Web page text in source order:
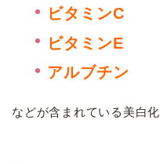
ビタミンC
ビタミンE
アルブチン
などが含まれている美白